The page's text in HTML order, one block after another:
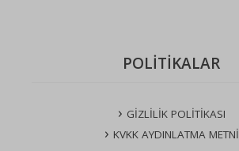
POLİTİKALAR
GİZLİLİK POLİTİKASI
KVKK AYDINLATMA METNİ